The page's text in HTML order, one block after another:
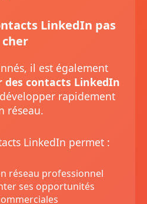
LinkedIn pas
cher
il est également
des contacts LinkedIn
rapidement
réseau.
LinkedIn permet :
réseau professionnel
ses opportunités